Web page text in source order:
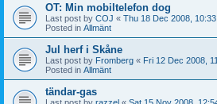
OT: Min mobiltelefon dog
Last post by COJ « Thu 18 Dec 2008, 10:33
Posted in Allmänt
Jul herf i Skåne
Last post by Fromberg « Fri 12 Dec 2008,
Posted in Allmänt
tändar-gas
Last post by razzel « Sat 15 Nov 2008,